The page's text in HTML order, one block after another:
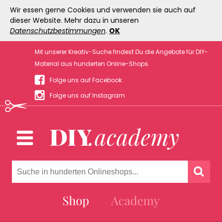
Wir essen gerne Cookies und verwenden sie auch auf
dieser Website. Mehr dazu in unseren
Datenschutzbestimmungen. OK
Mit unserer Kreativ-Suche findest Du die Angebote für DIY-
Material aus hunderten Online-Shops.
Folge uns auf Facebook
Folge uns auf Instagram
Shop Academy